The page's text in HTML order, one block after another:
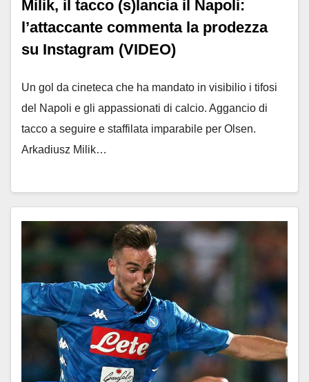
Milik, il tacco (s)lancia il Napoli:
l’attaccante commenta la prodezza
su Instagram (VIDEO)
Un gol da cineteca che ha mandato in visibilio i tifosi
del Napoli e gli appassionati di calcio. Aggancio di
tacco a seguire e staffilata imparabile per Olsen.
Arkadiusz Milik…